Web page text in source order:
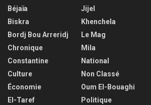
Béjaïa
Biskra
Bordj Bou Arreridj
Chronique
Constantine
Culture
Économie
El-Taref
Jijel
Khenchela
Le Mag
Mila
National
Non Classé
Oum El-Bouaghi
Politique